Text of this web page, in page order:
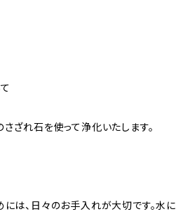
ざれ石を使って浄化いたします。
は、日々のお手入れが大切です。水に